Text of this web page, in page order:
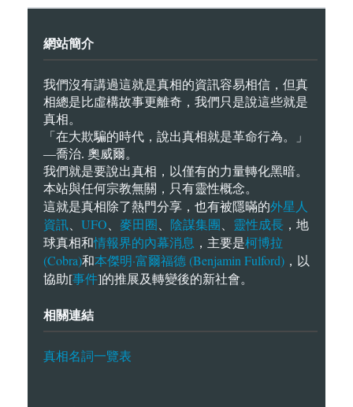
網站簡介
我們沒有講過這就是真相的資訊容易相信，但真
相總是比虛構故事更離奇，我們只是說這些就是
真相。
「在大欺騙的時代，說出真相就是革命行為。」
—喬治. 奧威爾。
我們就是要說出真相，以僅有的力量轉化黑暗。
本站與任何宗教無關，只有靈性概念。
這就是真相除了熱門分享，也有被隱暪的外星人
資訊
UFO 麥田圈 陰謀集團 靈性成長 ，地
球真相和情報界的內幕消息 ，主要是柯博拉
(Cobra)和本傑明·富爾福德 (Benjamin Fulford) ，以
協助[事件]的推展及轉變後的新社會。
相關連結
真相名詞一覽表